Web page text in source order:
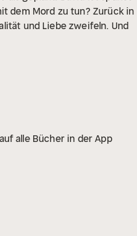
dem Mord zu tun? Zurück in
und Liebe zweifeln. Und
alle Bücher in der App